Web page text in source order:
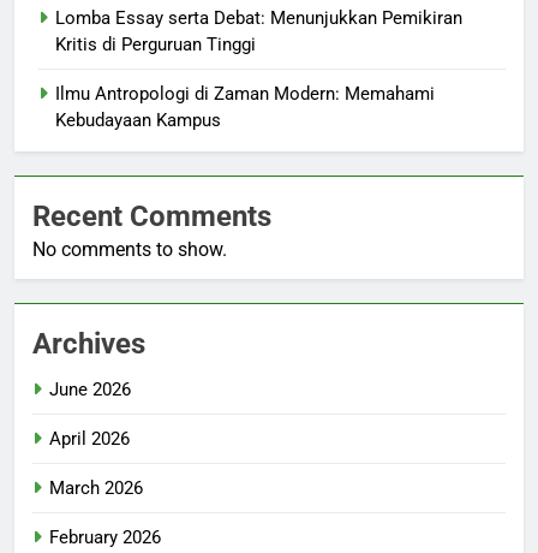
Lomba Essay serta Debat: Menunjukkan Pemikiran
Kritis di Perguruan Tinggi
Ilmu Antropologi di Zaman Modern: Memahami
Kebudayaan Kampus
Recent Comments
No comments to show.
Archives
June 2026
April 2026
March 2026
February 2026